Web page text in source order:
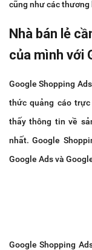
cũng như các thương
Nhà bán lẻ
của mình với
Google Shopping
thức quảng cáo
thấy thông tin về
nhất. Google
Google Ads và
Google Shopping